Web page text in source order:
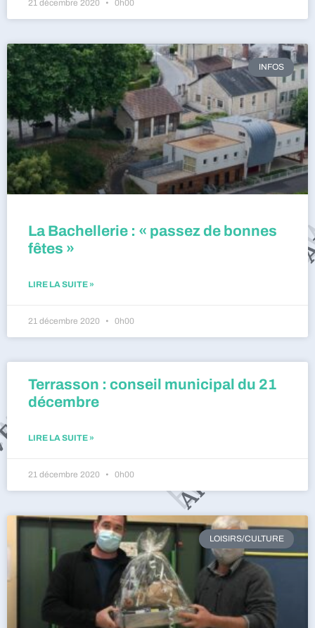
21 décembre 2020 0h00
INFOS
La Bachellerie : « passez de bonnes
fêtes »
LIRE LA SUITE »
21 décembre 2020 0h00
Terrasson : conseil municipal du 21
décembre
LIRE LA SUITE »
21 décembre 2020 0h00
LOISIRS/CULTURE